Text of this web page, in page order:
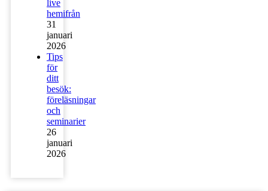
live
hemifrån
31
januari
2026
Tips
för
ditt
besök:
föreläsningar
och
seminarier
26
januari
2026